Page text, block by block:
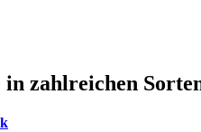
zahlreichen